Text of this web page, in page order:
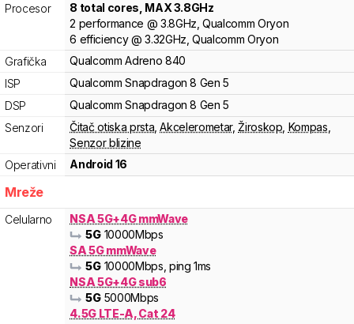
Procesor
8 total cores , MAX3.8GHz
2 performance @ 3.8GHz,Qualcomm Oryon
6 efficiency @ 3.32GHz,Qualcomm Oryon
Grafička
Qualcomm Adreno 840
ISP
Qualcomm Snapdragon 8 Gen 5
DSP
Qualcomm Snapdragon 8 Gen 5
Senzori
Čitač otiska prsta ,Akcelerometar,Žiroskop Kompas
Senzor blizine
Operativni
Android 16
Mreže
Celularno
NSA 5G+4G mmWave
5G 10000Mbps
SA 5G mmWave
5G 10000Mbps , ping 1ms
NSA 5G+4G sub6
5G 5000Mbps
4.5G LTE-A, Cat 24